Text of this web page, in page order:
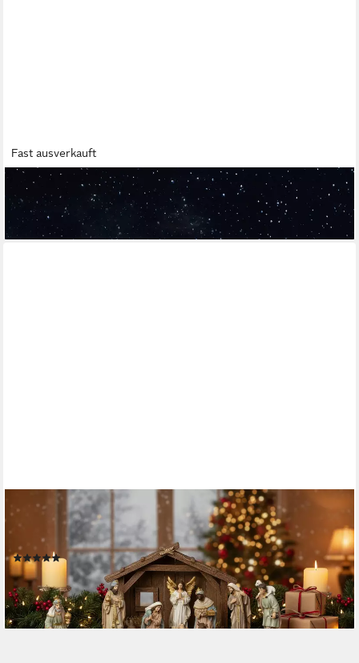
Fast ausverkauft
Krippe Weihnachtskrippe aus Holz.
149,00 €
lieferbar - in 2-3 Werktagen bei dir
Krippenfigur Weihnachtskrippen Set Florentino 11tlg
Krippenfiguren Polyresin (11 St)
(2)
99,99 € UVP139,99 €
-29%
lieferbar - in 4-5 Werktagen bei dir